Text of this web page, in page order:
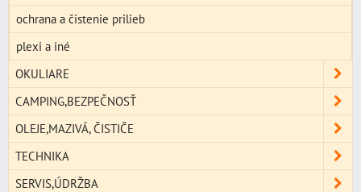
ochrana a čistenie prilieb
plexi a iné
OKULIARE
CAMPING,BEZPEČNOSŤ
OLEJE,MAZIVÁ, ČISTIČE
TECHNIKA
SERVIS,ÚDRŽBA